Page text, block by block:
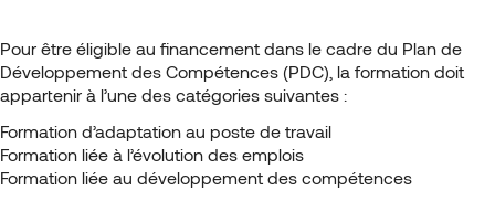
Pour être éligible au financement dans le cadre du Plan de
Développement des Compétences (PDC), la formation doit
appartenir à l’une des catégories suivantes :
Formation d’adaptation au poste de travail
Formation liée à l’évolution des emplois
Formation liée au développement des compétences